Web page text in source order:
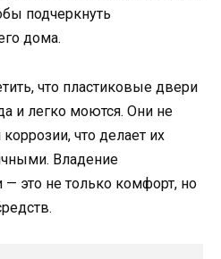
подчеркнуть
дома.
что пластиковые двери
и легко моются. Они не
что делает их
Владение
это не только комфорт, но